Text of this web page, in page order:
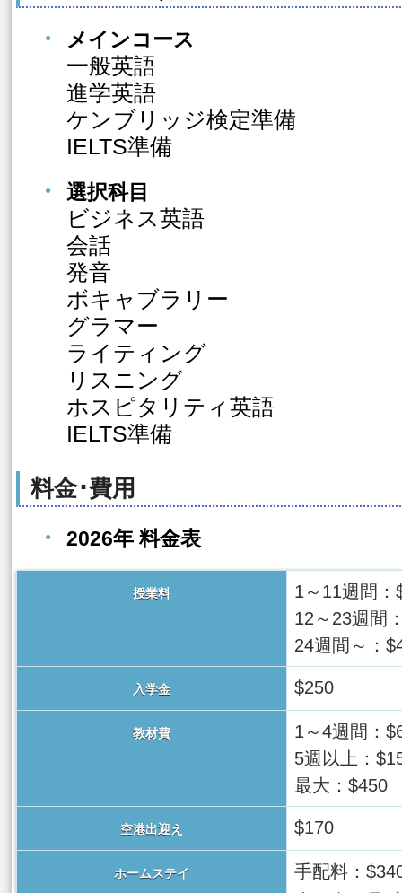
メインコース
一般英語
進学英語
ケンブリッジ検定準備
IELTS準備
選択科目
ビジネス英語
会話
発音
ボキャブラリー
グラマー
ライティング
リスニング
ホスピタリティ英語
IELTS準備
料金･費用
2026年 料金表
授業料
1～11週間：
12～23週間
24週間～：
入学金 $250
教材費
1～4週間：
5週以上：
最大：$450
空港出迎え $170
ホームステイ
手配料：